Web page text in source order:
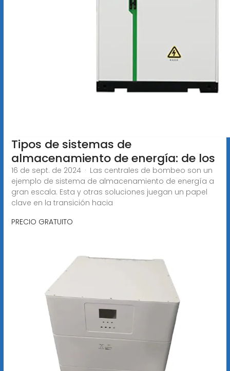
Tipos de sistemas de
almacenamiento de energía: de los
16 de sept. de 2024 · Las centrales de bombeo son un
ejemplo de sistema de almacenamiento de energía a
gran escala. Esta y otras soluciones juegan un papel
clave en la transición hacia
PRECIO GRATUITO